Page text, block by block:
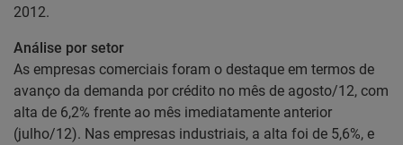
2012.
Análise por setor
As empresas comerciais foram o destaque em termos de
avanço da demanda por crédito no mês de agosto/12, com
alta de 6,2% frente ao mês imediatamente anterior
(julho/12). Nas empresas industriais, a alta foi de 5,6%, e